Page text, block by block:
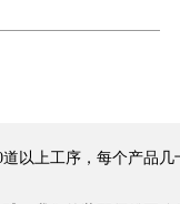
以上工序，每个产品